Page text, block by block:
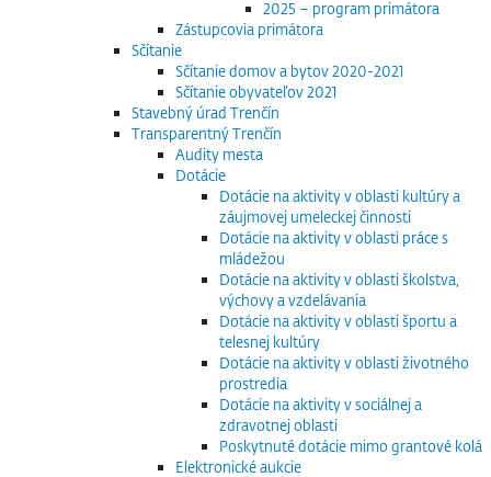
2025 – program primátora
Zástupcovia primátora
Sčítanie
Sčítanie domov a bytov 2020-2021
Sčítanie obyvateľov 2021
Stavebný úrad Trenčín
Transparentný Trenčín
Audity mesta
Dotácie
Dotácie na aktivity v oblasti kultúry a
záujmovej umeleckej činnosti
Dotácie na aktivity v oblasti práce s
mládežou
Dotácie na aktivity v oblasti školstva,
výchovy a vzdelávania
Dotácie na aktivity v oblasti športu a
telesnej kultúry
Dotácie na aktivity v oblasti životného
prostredia
Dotácie na aktivity v sociálnej a
zdravotnej oblasti
Poskytnuté dotácie mimo grantové kolá
Elektronické aukcie